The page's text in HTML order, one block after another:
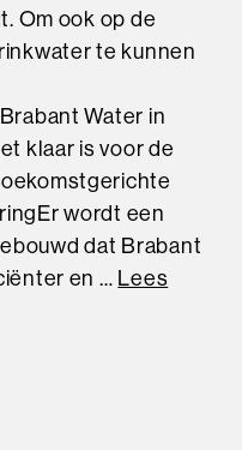
Om ook op de
te kunnen
Water in
klaar is voor de
wordt een
dat Brabant
en … Lees